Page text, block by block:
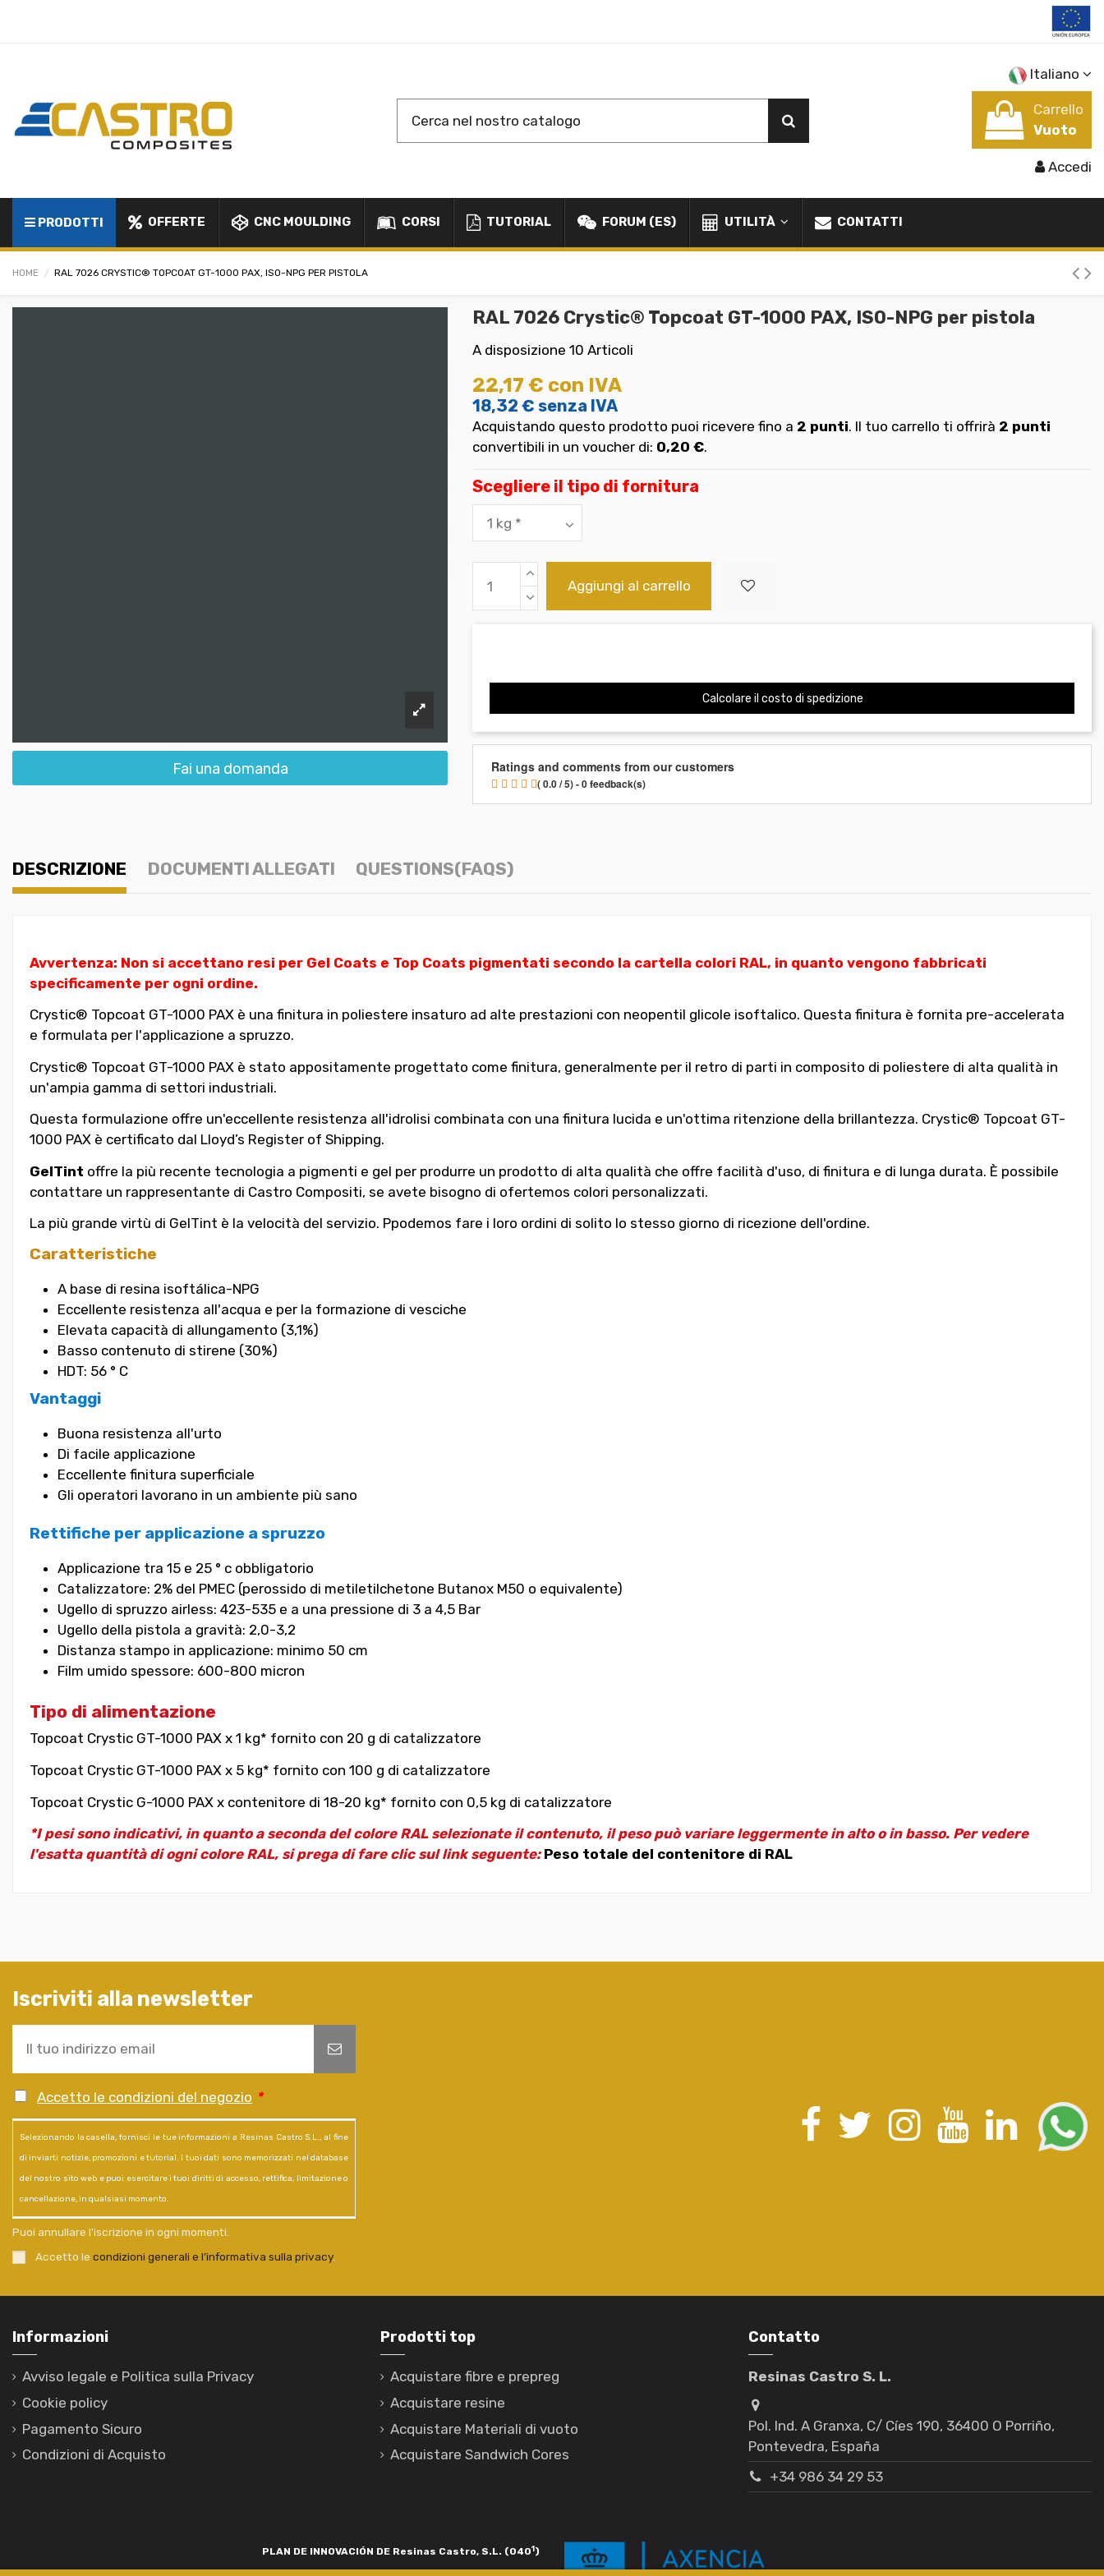
Italiano
Carrello
Vuoto
Accedi
PRODOTTI OFFERTE CNC MOULDING CORSI TUTORIAL FORUM (ES) UTILITÀ CONTATTI
HOME RAL 7026 CRYSTIC® TOPCOAT GT-1000 PAX, ISO-NPG PER PISTOLA
Fai una domanda
RAL 7026 Crystic® Topcoat GT-1000 PAX, ISO-NPG per pistola
A disposizione 10 Articoli
22,17 € con IVA
18,32 € senza IVA
Acquistando questo prodotto puoi ricevere fino a 2 punti. Il tuo carrello ti offrirà 2 punti
convertibili in un voucher di: 0,20 €.
Scegliere il tipo di fornitura
Aggiungi al carrello
Calcolare il costo di spedizione
Ratings and comments from our customers
( 0.0 / 5) - 0 feedback(s)
DESCRIZIONE DOCUMENTI ALLEGATI QUESTIONS(FAQS)
Avvertenza: Non si accettano resi per Gel Coats e Top Coats pigmentati secondo la cartella colori RAL, in quanto vengono fabbricati
specificamente per ogni ordine.
Crystic® Topcoat GT-1000 PAX è una finitura in poliestere insaturo ad alte prestazioni con neopentil glicole isoftalico. Questa finitura è fornita pre-accelerata
e formulata per l'applicazione a spruzzo.
Crystic® Topcoat GT-1000 PAX è stato appositamente progettato come finitura, generalmente per il retro di parti in composito di poliestere di alta qualità in
un'ampia gamma di settori industriali.
Questa formulazione offre un'eccellente resistenza all'idrolisi combinata con una finitura lucida e un'ottima ritenzione della brillantezza. Crystic® Topcoat GT-
1000 PAX è certificato dal Lloyd’s Register of Shipping.
GelTint offre la più recente tecnologia a pigmenti e gel per produrre un prodotto di alta qualità che offre facilità d'uso, di finitura e di lunga durata. È possibile
contattare un rappresentante di Castro Compositi, se avete bisogno di ofertemos colori personalizzati.
La più grande virtù di GelTint è la velocità del servizio. Ppodemos fare i loro ordini di solito lo stesso giorno di ricezione dell'ordine.
Caratteristiche
A base di resina isoftálica-NPG
Eccellente resistenza all'acqua e per la formazione di vesciche
Elevata capacità di allungamento (3,1%)
Basso contenuto di stirene (30%)
HDT: 56 ° C
Vantaggi
Buona resistenza all'urto
Di facile applicazione
Eccellente finitura superficiale
Gli operatori lavorano in un ambiente più sano
Rettifiche per applicazione a spruzzo
Applicazione tra 15 e 25 ° c obbligatorio
Catalizzatore: 2% del PMEC (perossido di metiletilchetone Butanox M50 o equivalente)
Ugello di spruzzo airless: 423-535 e a una pressione di 3 a 4,5 Bar
Ugello della pistola a gravità: 2,0-3,2
Distanza stampo in applicazione: minimo 50 cm
Film umido spessore: 600-800 micron
Tipo di alimentazione
Topcoat Crystic GT-1000 PAX x 1 kg* fornito con 20 g di catalizzatore
Topcoat Crystic GT-1000 PAX x 5 kg* fornito con 100 g di catalizzatore
Topcoat Crystic G-1000 PAX x contenitore di 18-20 kg* fornito con 0,5 kg di catalizzatore
*I pesi sono indicativi, in quanto a seconda del colore RAL selezionate il contenuto, il peso può variare leggermente in alto o in basso. Per vedere
l'esatta quantità di ogni colore RAL, si prega di fare clic sul link seguente: Peso totale del contenitore di RAL
Iscriviti alla newsletter
Accetto le condizioni del negozio *
Selezionando la casella, fornisci le tue informazioni a Resinas Castro S.L., al fine
di inviarti notizie, promozioni e tutorial. I tuoi dati sono memorizzati nel database
del nostro sito web e puoi esercitare i tuoi diritti di accesso, rettifica, limitazione o
cancellazione, in qualsiasi momento.
Puoi annullare l'iscrizione in ogni momenti.
Accetto le condizioni generali e l’informativa sulla privacy.
Informazioni
Avviso legale e Politica sulla Privacy
Cookie policy
Pagamento Sicuro
Condizioni di Acquisto
Prodotti top
Acquistare fibre e prepreg
Acquistare resine
Acquistare Materiali di vuoto
Acquistare Sandwich Cores
Contatto
Resinas Castro S. L.
Pol. Ind. A Granxa, C/ Cíes 190, 36400 O Porriño,
Pontevedra, España
+34 986 34 29 53
PLAN DE INNOVACIÓN DE Resinas Castro, S.L. (0401 )